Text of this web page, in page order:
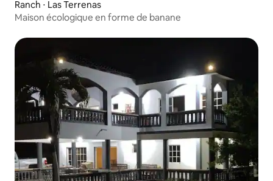
Ranch ⋅ Las Terrenas
Maison écologique en forme de banane